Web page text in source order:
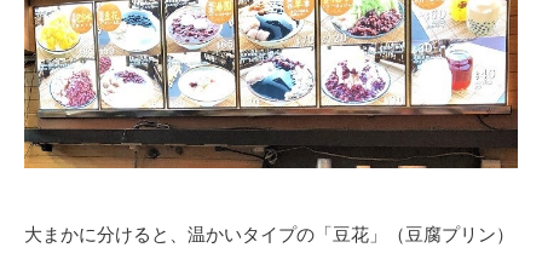
大まかに分けると、温かいタイプの「豆花」（豆腐プリン）